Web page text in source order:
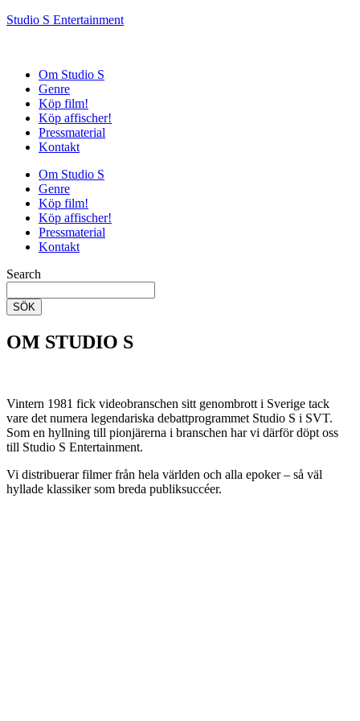
Studio S Entertainment
Om Studio S
Genre
Köp film!
Köp affischer!
Pressmaterial
Kontakt
Om Studio S
Genre
Köp film!
Köp affischer!
Pressmaterial
Kontakt
Search
SÖK
OM STUDIO S
Vintern 1981 fick videobranschen sitt genombrott i Sverige tack
vare det numera legendariska debattprogrammet Studio S i SVT.
Som en hyllning till pionjärerna i branschen har vi därför döpt oss
till Studio S Entertainment.
Vi distribuerar filmer från hela världen och alla epoker – så väl
hyllade klassiker som breda publiksuccéer.